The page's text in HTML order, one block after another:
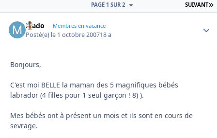
SUIVANT
PAGE 1 SUR 2
Mado Membres en vacance
Posté(e) le 1 octobre 200718 a
Bonjours,
C'est moi BELLE la maman des 5 magnifiques bébés
labrador (4 filles pour 1 seul garçon ! 8) ).
Mes bébés ont à présent un mois et ils sont en cours de
sevrage.